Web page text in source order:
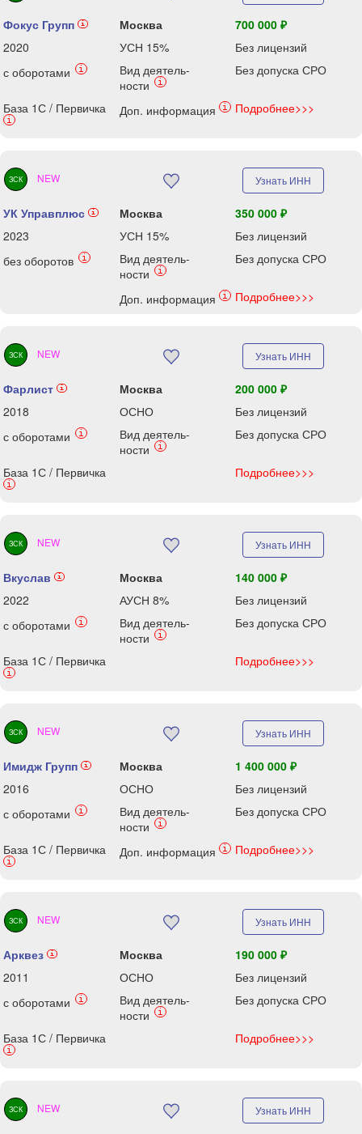
Фокус Групп i Москва
700 000 ₽
2020
УСН 15%
Без лицензий
с оборотами
i
Вид деятель-
ности
i
Без допуска СРО
База 1С / Первичка
i
Доп. информация i Подробнее>>>
ЗСК NEW Узнать ИНН
УК Управплюс i Москва
350 000 ₽
2023
УСН 15%
Без лицензий
без оборотов
i
Вид деятель-
ности
i
Без допуска СРО
Доп. информация i Подробнее>>>
ЗСК NEW Узнать ИНН
Фарлист i Москва
200 000 ₽
2018
ОСНО
Без лицензий
с оборотами
i
Вид деятель-
ности
i
Без допуска СРО
База 1С / Первичка
i
Подробнее>>>
ЗСК NEW Узнать ИНН
Вкуслав i Москва
140 000 ₽
2022
АУСН 8%
Без лицензий
с оборотами
i
Вид деятель-
ности
i
Без допуска СРО
База 1С / Первичка
i
Подробнее>>>
ЗСК NEW Узнать ИНН
Имидж Групп i Москва
1 400 000 ₽
2016
ОСНО
Без лицензий
с оборотами
i
Вид деятель-
ности
i
Без допуска СРО
База 1С / Первичка
i
Доп. информация i Подробнее>>>
ЗСК NEW Узнать ИНН
Арквез i Москва
190 000 ₽
2011
ОСНО
Без лицензий
с оборотами
i
Вид деятель-
ности
i
Без допуска СРО
База 1С / Первичка
i
Подробнее>>>
ЗСК NEW Узнать ИНН